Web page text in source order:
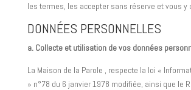
les termes, les accepter sans réserve et vous y
DONNÉES PERSONNELLES
a. Collecte et utilisation de vos données
La Maison de la Parole , respecte la loi «
» n°78 du 6 janvier 1978 modifiée, ainsi que le